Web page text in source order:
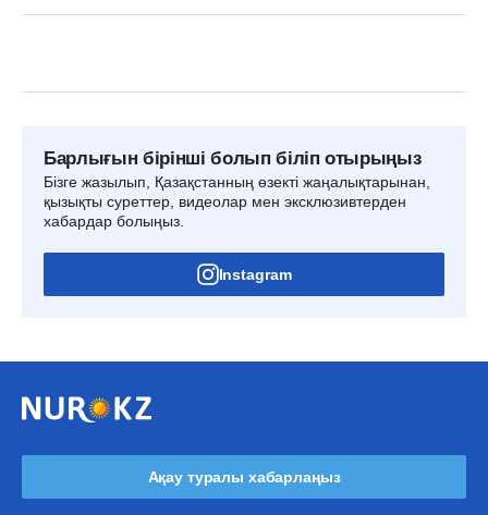
Барлығын бірінші болып біліп отырыңыз
Бізге жазылып, Қазақстанның өзекті жаңалықтарынан,
қызықты суреттер, видеолар мен эксклюзивтерден
хабардар болыңыз.
Instagram
Ақау туралы хабарлаңыз